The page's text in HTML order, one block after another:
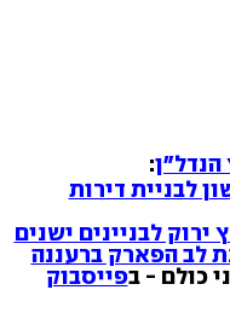
הנדל"ן:
לבניית דירות
לבניינים ישנים
לב הפארק ברעננה
כולם - בפייסבוק